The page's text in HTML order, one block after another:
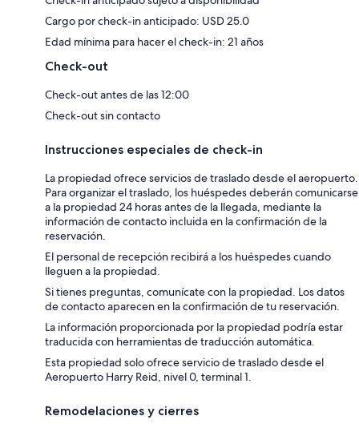
Cargo por check-in anticipado: USD 25.0
Edad mínima para hacer el check-in: 21 años
Check-out
Check-out antes de las 12:00
Check-out sin contacto
Instrucciones especiales de check-in
La propiedad ofrece servicios de traslado desde el aeropuerto.
Para organizar el traslado, los huéspedes deberán comunicarse
a la propiedad 24 horas antes de la llegada, mediante la
información de contacto incluida en la confirmación de la
reservación.
El personal de recepción recibirá a los huéspedes cuando
lleguen a la propiedad.
Si tienes preguntas, comunícate con la propiedad. Los datos
de contacto aparecen en la confirmación de tu reservación.
La información proporcionada por la propiedad podría estar
traducida con herramientas de traducción automática.
Esta propiedad solo ofrece servicio de traslado desde el
Aeropuerto Harry Reid, nivel 0, terminal 1.
Remodelaciones y cierres